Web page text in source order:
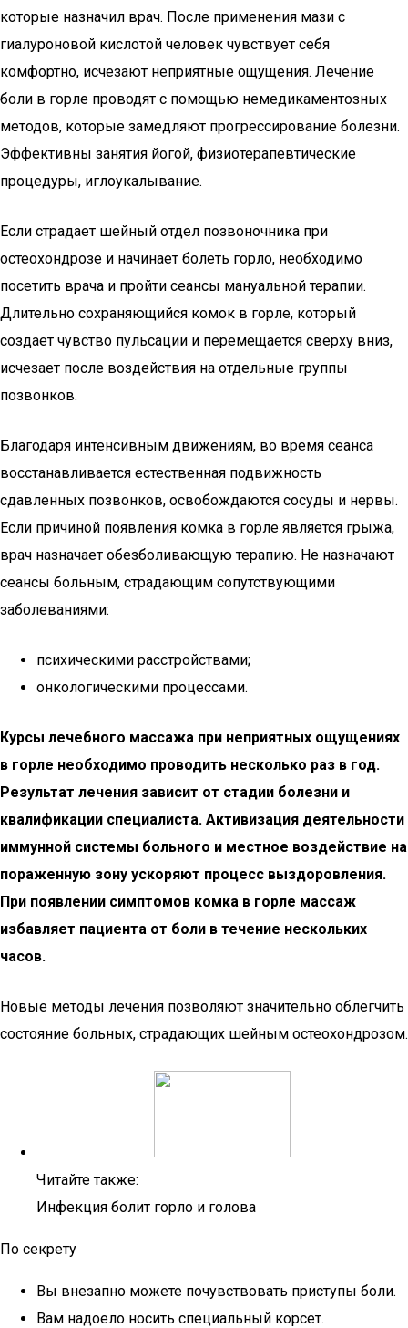
которые назначил врач. После применения мази с
гиалуроновой кислотой человек чувствует себя
комфортно, исчезают неприятные ощущения. Лечение
боли в горле проводят с помощью немедикаментозных
методов, которые замедляют прогрессирование болезни.
Эффективны занятия йогой, физиотерапевтические
процедуры, иглоукалывание.
Если страдает шейный отдел позвоночника при
остеохондрозе и начинает болеть горло, необходимо
посетить врача и пройти сеансы мануальной терапии.
Длительно сохраняющийся комок в горле, который
создает чувство пульсации и перемещается сверху вниз,
исчезает после воздействия на отдельные группы
позвонков.
Благодаря интенсивным движениям, во время сеанса
восстанавливается естественная подвижность
сдавленных позвонков, освобождаются сосуды и нервы.
Если причиной появления комка в горле является грыжа,
врач назначает обезболивающую терапию. Не назначают
сеансы больным, страдающим сопутствующими
заболеваниями:
психическими расстройствами;
онкологическими процессами.
Курсы лечебного массажа при неприятных ощущениях
в горле необходимо проводить несколько раз в год.
Результат лечения зависит от стадии болезни и
квалификации специалиста. Активизация деятельности
иммунной системы больного и местное воздействие на
пораженную зону ускоряют процесс выздоровления.
При появлении симптомов комка в горле массаж
избавляет пациента от боли в течение нескольких
часов.
Новые методы лечения позволяют значительно облегчить
состояние больных, страдающих шейным остеохондрозом.
Читайте также:
Инфекция болит горло и голова
По секрету
Вы внезапно можете почувствовать приступы боли.
Вам надоело носить специальный корсет.